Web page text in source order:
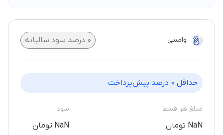
وامسی 0 درصد سود سالیانه
حداقل 0 درصد پیش‌پرداخت
مبلغ هر قسط
NaN تومان
سود
NaN تومان